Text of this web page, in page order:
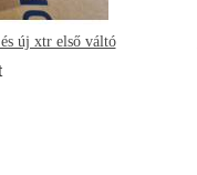
új xtr első váltó